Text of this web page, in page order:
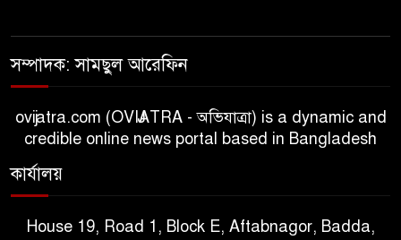
সম্পাদক: সামছুল আরেফিন
ovijatra.com (OVIJATRA - অভিযাত্রা) is a dynamic and
credible online news portal based in Bangladesh
কার্যালয়
House 19, Road 1, Block E, Aftabnagor, Badda,